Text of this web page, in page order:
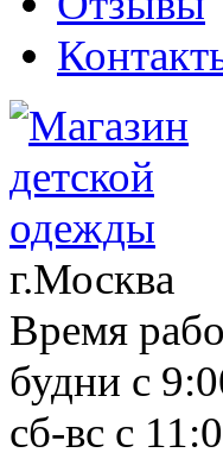
г.Москва
Время
будни с
сб-вс с